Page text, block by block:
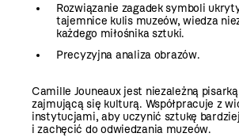
Rozwiązanie zagadek symboli
tajemnice kulis muzeów, wiedza
każdego miłośnika sztuki.
Precyzyjna analiza obrazów.
Camille Jouneaux jest niezależną
zajmującą się kulturą. Współpracuje z
instytucjami, aby uczynić sztukę
i zachęcić do odwiedzania muzeów.